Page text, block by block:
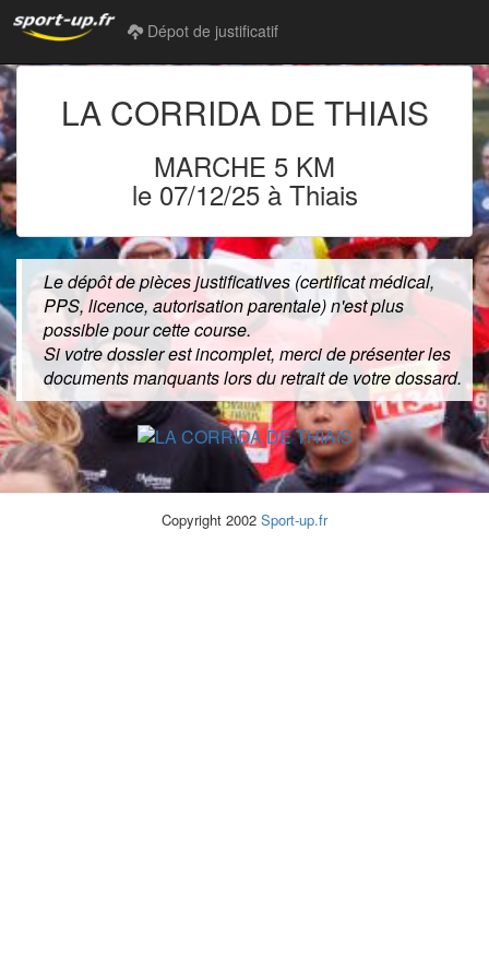
Dépot de justificatif
LA CORRIDA DE THIAIS
MARCHE 5 KM
le 07/12/25 à Thiais
Le dépôt de pièces justificatives (certificat médical,
PPS, licence, autorisation parentale) n'est plus
possible pour cette course.
Si votre dossier est incomplet, merci de présenter les
documents manquants lors du retrait de votre dossard.
Copyright 2002 Sport-up.fr